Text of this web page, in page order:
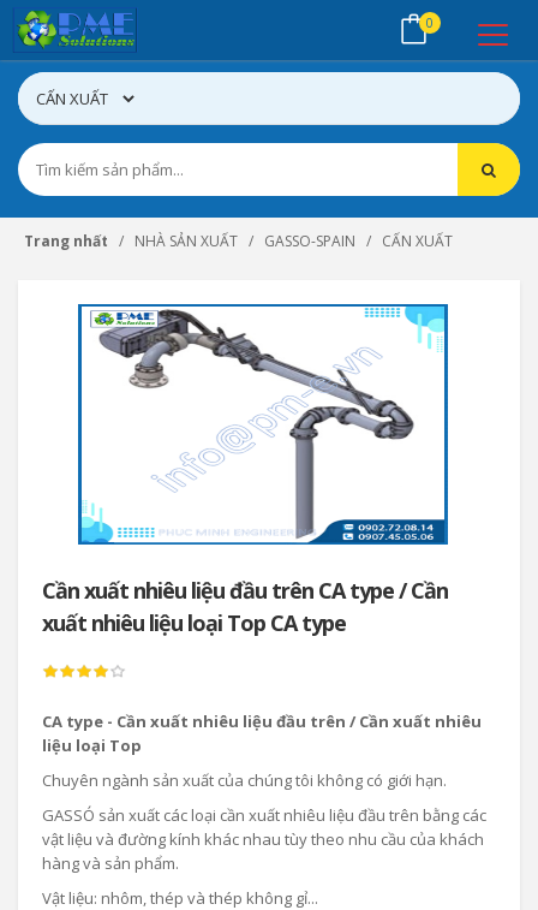
0
Trang nhất NHÀ SẢN XUẤT GASSO-SPAIN CẤN XUẤT
Cần xuất nhiêu liệu đầu trên CA type / Cần
xuất nhiêu liệu loại Top CA type
CA type - Cần xuất nhiêu liệu đầu trên / Cần xuất nhiêu
liệu loại Top
Chuyên ngành sản xuất của chúng tôi không có giới hạn.
GASSÓ sản xuất các loại cần xuất nhiêu liệu đầu trên bằng các
vật liệu và đường kính khác nhau tùy theo nhu cầu của khách
hàng và sản phẩm.
Vật liệu: nhôm, thép và thép không gỉ...